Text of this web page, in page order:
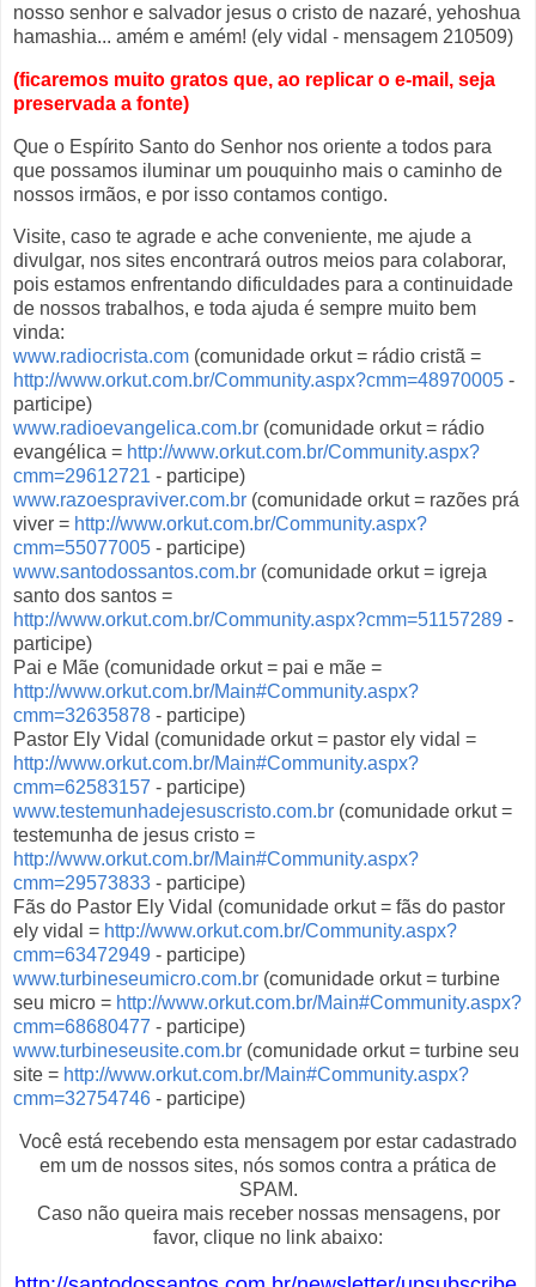
nosso senhor e salvador jesus o cristo de nazaré, yehoshua
hamashia... amém e amém! (ely vidal - mensagem 210509)
(ficaremos muito gratos que, ao replicar o e-mail, seja
preservada a fonte)
Que o Espírito Santo do Senhor nos oriente a todos para
que possamos iluminar um pouquinho mais o caminho de
nossos irmãos, e por isso contamos contigo.
Visite, caso te agrade e ache conveniente, me ajude a
divulgar, nos sites encontrará outros meios para colaborar,
pois estamos enfrentando dificuldades para a continuidade
de nossos trabalhos, e toda ajuda é sempre muito bem
vinda:
www.radiocrista.com (comunidade orkut = rádio cristã =
http://www.orkut.com.br/Community.aspx?cmm=48970005 -
participe)
www.radioevangelica.com.br (comunidade orkut = rádio
evangélica = http://www.orkut.com.br/Community.aspx?
cmm=29612721 - participe)
www.razoespraviver.com.br (comunidade orkut = razões prá
viver = http://www.orkut.com.br/Community.aspx?
cmm=55077005 - participe)
www.santodossantos.com.br (comunidade orkut = igreja
santo dos santos =
http://www.orkut.com.br/Community.aspx?cmm=51157289 -
participe)
Pai e Mãe (comunidade orkut = pai e mãe =
http://www.orkut.com.br/Main#Community.aspx?
cmm=32635878 - participe)
Pastor Ely Vidal (comunidade orkut = pastor ely vidal =
http://www.orkut.com.br/Main#Community.aspx?
cmm=62583157 - participe)
www.testemunhadejesuscristo.com.br (comunidade orkut =
testemunha de jesus cristo =
http://www.orkut.com.br/Main#Community.aspx?
cmm=29573833 - participe)
Fãs do Pastor Ely Vidal (comunidade orkut = fãs do pastor
ely vidal = http://www.orkut.com.br/Community.aspx?
cmm=63472949 - participe)
www.turbineseumicro.com.br (comunidade orkut = turbine
seu micro = http://www.orkut.com.br/Main#Community.aspx?
cmm=68680477 - participe)
www.turbineseusite.com.br (comunidade orkut = turbine seu
site = http://www.orkut.com.br/Main#Community.aspx?
cmm=32754746 - participe)
Você está recebendo esta mensagem por estar cadastrado
em um de nossos sites, nós somos contra a prática de
SPAM.
Caso não queira mais receber nossas mensagens, por
favor, clique no link abaixo: